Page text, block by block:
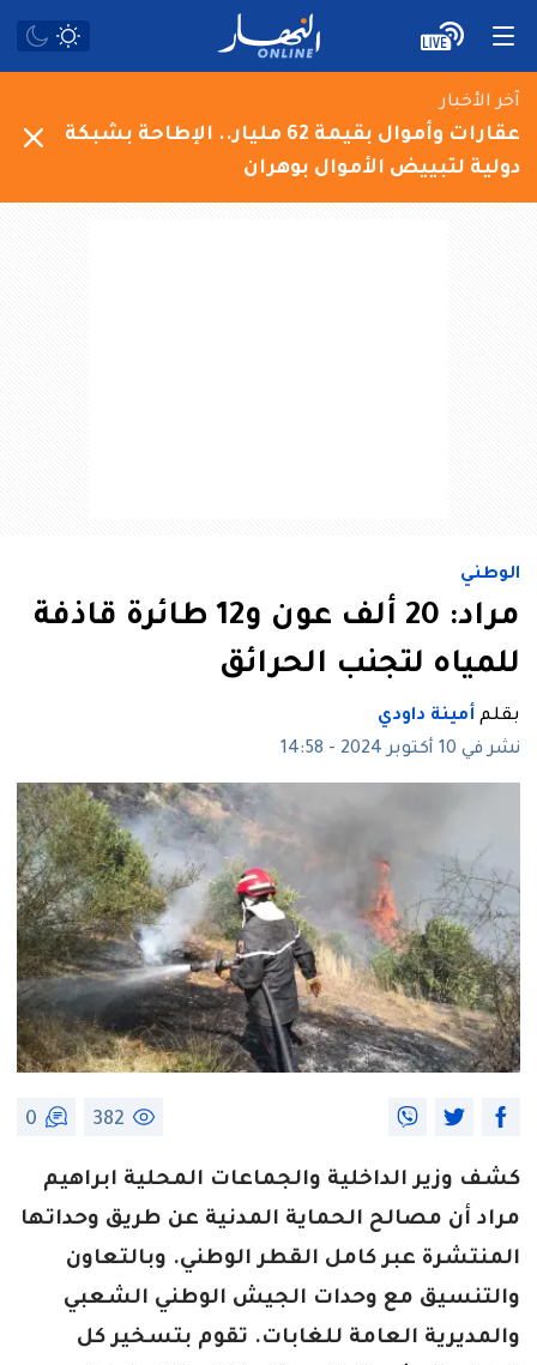
آخر الأخبار
عقارات وأموال بقيمة 62 مليار.. الإطاحة بشبكة
دولية لتبييض الأموال بوهران
الوطني
مراد: 20 ألف عون و12 طائرة قاذفة
للمياه لتجنب الحرائق
بقلم أمينة داودي
نشر في 10 أكتوبر 2024 - 14:58
382
0
كشف وزير الداخلية والجماعات المحلية ابراهيم
مراد أن مصالح الحماية المدنية عن طريق وحداتها
المنتشرة عبر كامل القطر الوطني. وبالتعاون
والتنسيق مع وحدات الجيش الوطني الشعبي
والمديرية العامة للغابات. تقوم بتسخير كل